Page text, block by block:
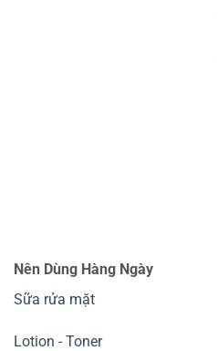
Nên Dùng Hàng Ngày
Sữa rửa mặt
Lotion - Toner